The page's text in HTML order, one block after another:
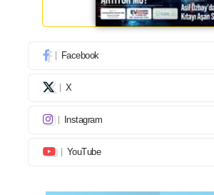
Facebook
X
Instagram
YouTube